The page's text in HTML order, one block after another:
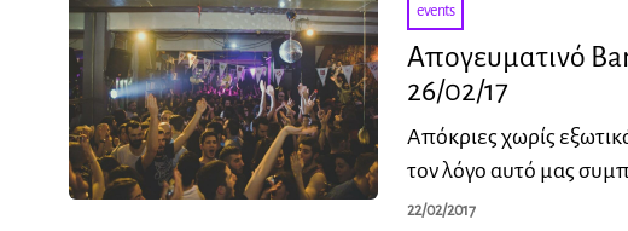
events
Απογευματινό
26/02/17
Απόκριες χωρίς
τον λόγο αυτό μας
22/02/2017